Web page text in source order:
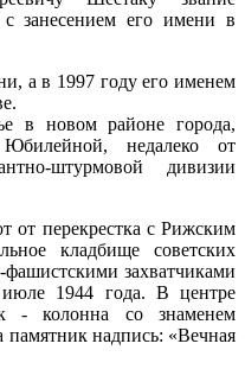
занесением его имени в
а в 1997 году его именем
в новом районе города,
недалеко от
штурмовой дивизии
от перекрестка с Рижским
кладбище советских
захватчиками
1944 года. В центре
- колонна со знаменем
памятник надпись: «Вечная